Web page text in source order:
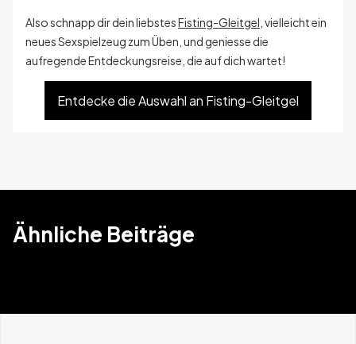
Also schnapp dir dein liebstesFisting-Gleitgel , vielleicht ein
neues Sexspielzeug zum Üben, und geniesse die
aufregende Entdeckungsreise, die auf dich wartet!
Entdecke die Auswahl an Fisting-Gleitgel
Ähnliche Beiträge